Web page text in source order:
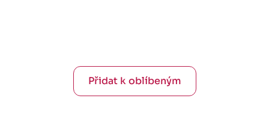
Přidat k oblíbeným